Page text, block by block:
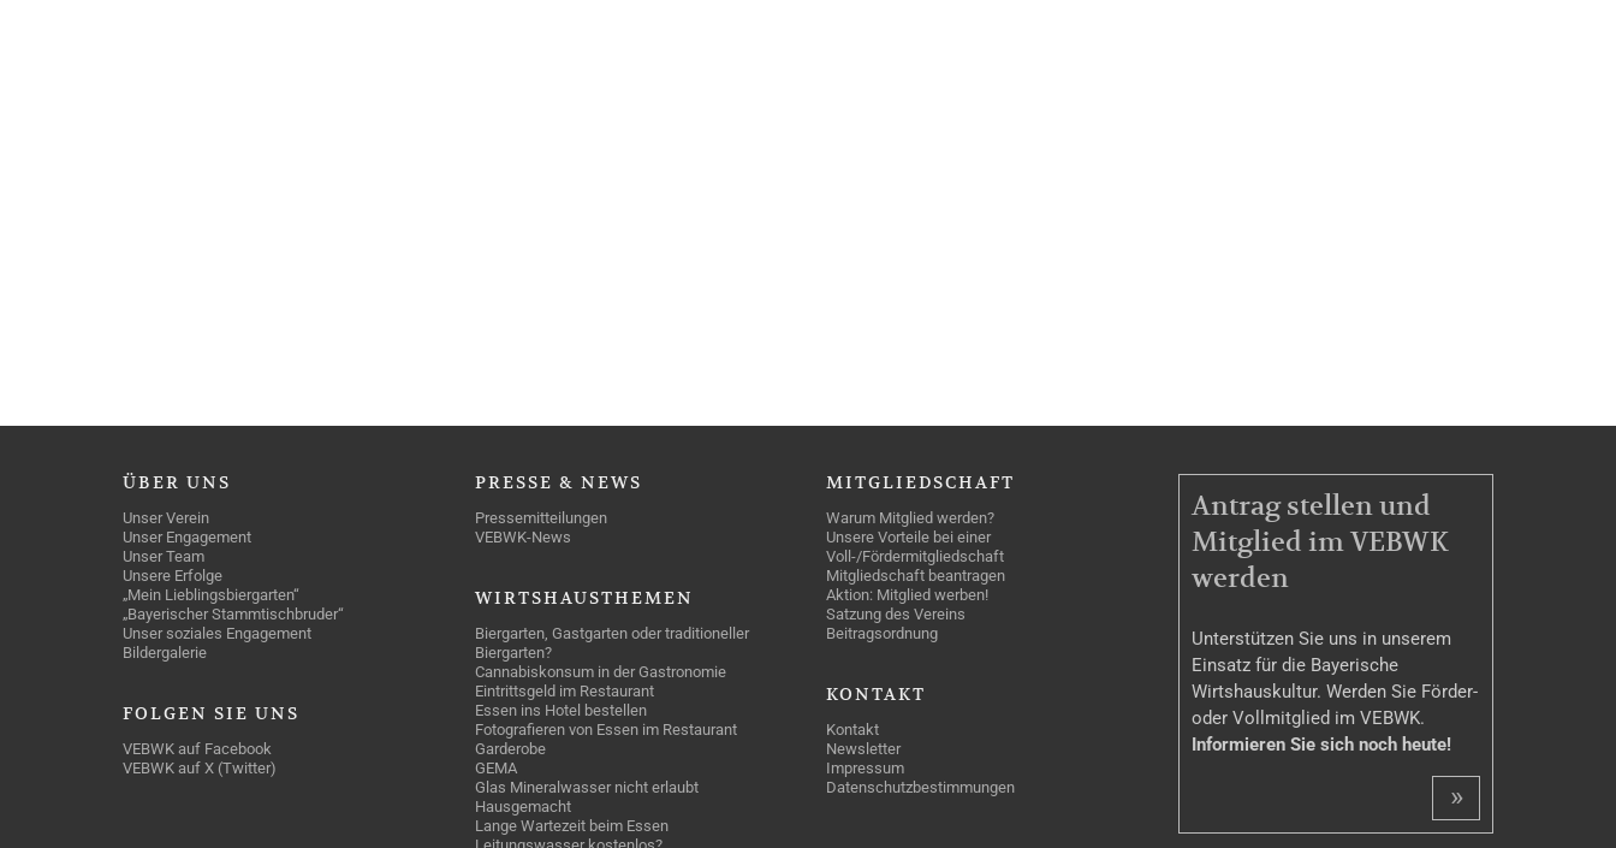
ÜBER UNS
Unser Verein
Unser Engagement
Unser Team
Unsere Erfolge
„Mein Lieblingsbiergarten“
„Bayerischer Stammtischbruder“
Unser soziales Engagement
Bildergalerie
FOLGEN SIE UNS
VEBWK auf Facebook
VEBWK auf X (Twitter)
PRESSE & NEWS
Pressemitteilungen
VEBWK-News
WIRTSHAUSTHEMEN
Biergarten, Gastgarten oder traditioneller
Biergarten?
Cannabiskonsum in der Gastronomie
Eintrittsgeld im Restaurant
Essen ins Hotel bestellen
Fotografieren von Essen im Restaurant
Garderobe
GEMA
Glas Mineralwasser nicht erlaubt
Hausgemacht
Lange Wartezeit beim Essen
MITGLIEDSCHAFT
Warum Mitglied werden?
Unsere Vorteile bei einer
Voll-/Fördermitgliedschaft
Mitgliedschaft beantragen
Aktion: Mitglied werben!
Satzung des Vereins
Beitragsordnung
KONTAKT
Kontakt
Newsletter
Impressum
Datenschutzbestimmungen
MITGLIEDSCHAFT
Antrag stellen und
Mitglied im VEBWK
werden
Unterstützen Sie uns in unserem
Einsatz für die Bayerische
Wirtshauskultur. Werden Sie Förder-
oder Vollmitglied im VEBWK.
Informieren Sie sich noch heute!
»